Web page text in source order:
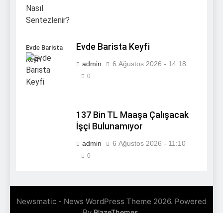
Evde Barista
Keyfi
Evde Barista Keyfi
admin 6 Ağustos 2026 - 14:18
0
137 Bin TL Maaşa Çalışacak
İşçi Bulunamıyor
admin 6 Ağustos 2026 - 11:10
0
Newsmatic - News WordPress Theme 2026. Powered